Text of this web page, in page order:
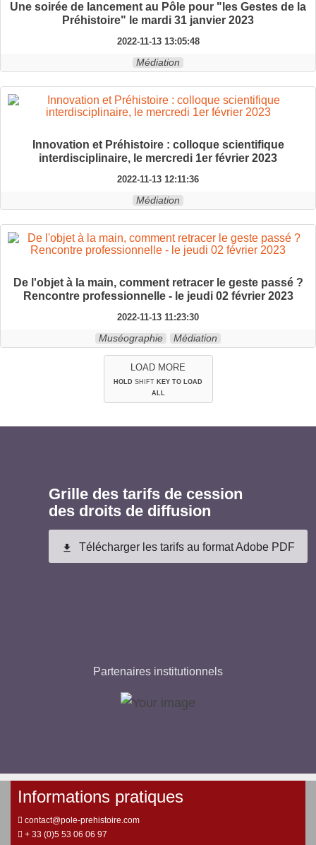
Une soirée de lancement au Pôle pour "les Gestes de la
Préhistoire" le mardi 31 janvier 2023
2022-11-13 13:05:48
Médiation
Innovation et Préhistoire : colloque scientifique
interdisciplinaire, le mercredi 1er février 2023
2022-11-13 12:11:36
Médiation
De l'objet à la main, comment retracer le geste passé ?
Rencontre professionnelle - le jeudi 02 février 2023
2022-11-13 11:23:30
Muséographie Médiation
LOAD MORE
HOLD SHIFT KEY TO LOAD
ALL
Grille des tarifs de cession
des droits de diffusion
file_download Télécharger les tarifs au format Adobe PDF
Partenaires institutionnels
Informations pratiques
contact@pole-prehistoire.com
+ 33 (0)5 53 06 06 97